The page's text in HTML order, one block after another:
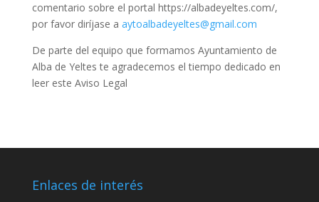
comentario sobre el portal https://albadeyeltes.com/,
por favor diríjase a aytoalbadeyeltes@gmail.com
De parte del equipo que formamos Ayuntamiento de
Alba de Yeltes te agradecemos el tiempo dedicado en
leer este Aviso Legal
Enlaces de interés